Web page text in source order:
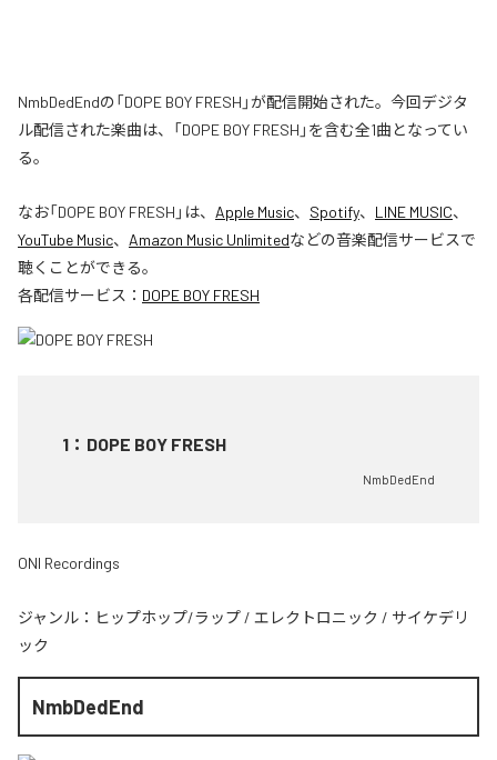
NmbDedEndの「DOPE BOY FRESH」が配信開始された。今回デジタ
ル配信された楽曲は、「DOPE BOY FRESH」を含む全1曲となってい
る。
なお「DOPE BOY FRESH 」は、 Apple Music、 Spotify、 LINE MUSIC、
YouTube Music、 Amazon Music Unlimitedなどの音楽配信サービスで
聴くことができる。
各配信サービス： DOPE BOY FRESH
1 ： DOPE BOY FRESH
NmbDedEnd
ONI Recordings
ジャンル： ヒップホップ/ラップ / エレクトロニック / サイケデリ
ック
NmbDedEnd